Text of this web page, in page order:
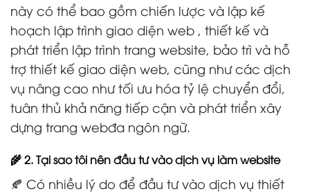
này có thể bao gồm chiến lược và lập kế
hoạch lập trình giao diện web , thiết kế và
phát triển lập trình trang website, bảo trì và hỗ
trợ thiết kế giao diện web, cũng như các dịch
vụ nâng cao như tối ưu hóa tỷ lệ chuyển đổi,
tuân thủ khả năng tiếp cận và phát triển xây
dựng trang webđa ngôn ngữ.
🌾 2. Tại sao tôi nên đầu tư vào dịch vụ làm website
🍂 Có nhiều lý do để đầu tư vào dịch vụ thiết